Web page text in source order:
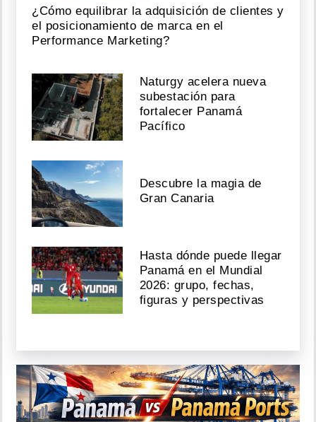
¿Cómo equilibrar la adquisición de clientes y
el posicionamiento de marca en el
Performance Marketing?
Naturgy acelera nueva
subestación para
fortalecer Panamá
Pacífico
Descubre la magia de
Gran Canaria
Hasta dónde puede llegar
Panamá en el Mundial
2026: grupo, fechas,
figuras y perspectivas